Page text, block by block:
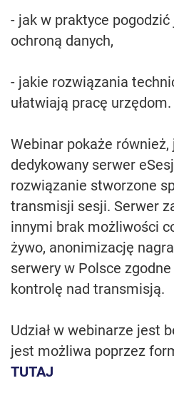
- jak w praktyce
ochroną danych,
- jakie rozwiązania
ułatwiają pracę urzędom.
Webinar pokaże również,
dedykowany serwer
rozwiązanie stworzone
transmisji sesji. Serwer
innymi brak możliwości
żywo, anonimizację
serwery w Polsce zgodne
kontrolę nad transmisją.
Udział w webinarze jest
jest możliwa poprzez
TUTAJ